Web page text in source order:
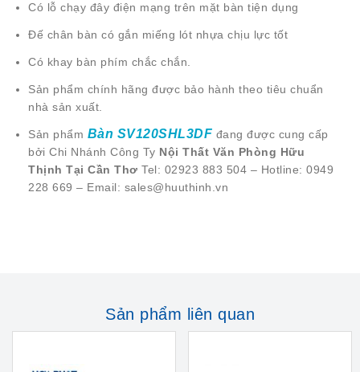
Có lỗ chạy đây điện mạng trên mặt bàn tiện dụng
Đế chân bàn có gắn miếng lót nhựa chịu lực tốt
Có khay bàn phím chắc chắn.
Sản phẩm chính hãng được bảo hành theo tiêu chuẩn
nhà sản xuất.
Sản phẩm Bàn SV120SHL3DF đang được cung cấp
bởi Chi Nhánh Công Ty Nội Thất Văn Phòng Hữu
Thịnh Tại Cần Thơ Tel: 02923 883 504 – Hotline: 0949
228 669 – Email: sales@huuthinh.vn
Sản phẩm liên quan